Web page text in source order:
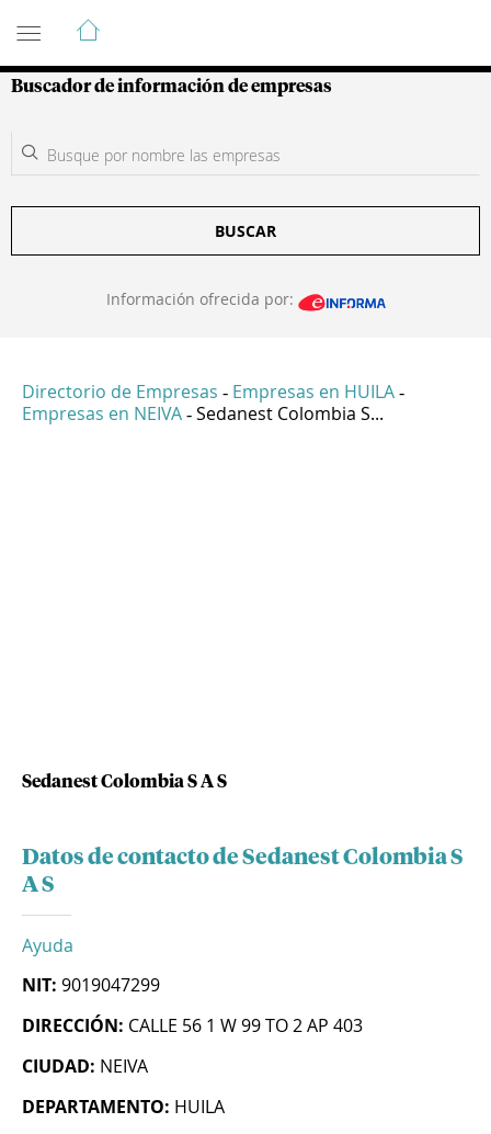
Guía de Empresas Colombianas
Buscador de información de empresas
BUSCAR
Información ofrecida por:
Directorio de Empresas - Empresas en HUILA -
Empresas en NEIVA - Sedanest Colombia S...
Sedanest Colombia S A S
Datos de contacto de Sedanest Colombia S
A S
Ayuda
NIT: 9019047299
DIRECCIÓN: CALLE 56 1 W 99 TO 2 AP 403
CIUDAD: NEIVA
DEPARTAMENTO: HUILA